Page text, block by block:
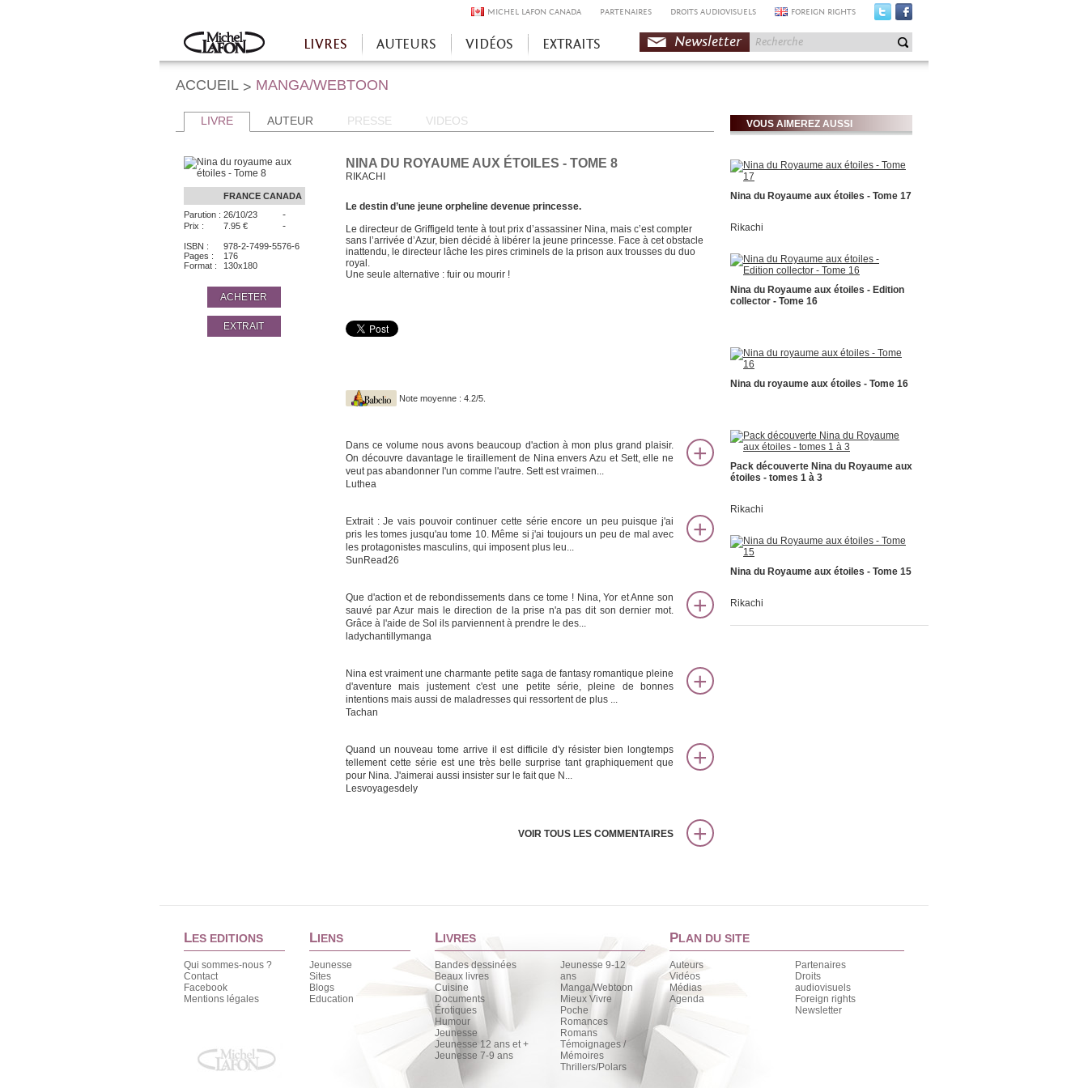
MICHEL LAFON CANADA PARTENAIRES DROITS AUDIOVISUELS FOREIGN RIGHTS
Accueil
LIVRES AUTEURS VIDÉOS EXTRAITS Newsletter
ACCUEIL > MANGA/WEBTOON
LIVRE AUTEUR PRESSE VIDEOS
FRANCE CANADA
Parution : 26/10/23 -
Prix : 7.95 € -
ISBN :
978-2-7499-5576-6
Pages :
176
Format :
130x180
ACHETER
EXTRAIT
NINA DU ROYAUME AUX ÉTOILES - TOME 8
RIKACHI
Le destin d’une jeune orpheline devenue princesse.
Le directeur de Griffigeld tente à tout prix d’assassiner Nina, mais c’est compter
sans l’arrivée d’Azur, bien décidé à libérer la jeune princesse. Face à cet obstacle
inattendu, le directeur lâche les pires criminels de la prison aux trousses du duo
royal.
Une seule alternative : fuir ou mourir !
Note moyenne : 4.2/5.
Dans ce volume nous avons beaucoup d'action à mon plus grand plaisir.
On découvre davantage le tiraillement de Nina envers Azu et Sett, elle ne
veut pas abandonner l'un comme l'autre. Sett est vraimen...
Luthea
Extrait : Je vais pouvoir continuer cette série encore un peu puisque j'ai
pris les tomes jusqu'au tome 10. Même si j'ai toujours un peu de mal avec
les protagonistes masculins, qui imposent plus leu...
SunRead26
Que d'action et de rebondissements dans ce tome ! Nina, Yor et Anne son
sauvé par Azur mais le direction de la prise n'a pas dit son dernier mot.
Grâce à l'aide de Sol ils parviennent à prendre le des...
ladychantillymanga
Nina est vraiment une charmante petite saga de fantasy romantique pleine
d'aventure mais justement c'est une petite série, pleine de bonnes
intentions mais aussi de maladresses qui ressortent de plus ...
Tachan
Quand un nouveau tome arrive il est difficile d'y résister bien longtemps
tellement cette série est une très belle surprise tant graphiquement que
pour Nina. J'aimerai aussi insister sur le fait que N...
Lesvoyagesdely
VOIR TOUS LES COMMENTAIRES
VOUS AIMEREZ AUSSI
Nina du Royaume aux étoiles - Tome 17
Rikachi
Nina du Royaume aux étoiles - Edition
collector - Tome 16
Nina du royaume aux étoiles - Tome 16
Pack découverte Nina du Royaume aux
étoiles - tomes 1 à 3
Rikachi
Nina du Royaume aux étoiles - Tome 15
Rikachi
LES EDITIONS
Qui sommes-nous ?
Contact
Facebook
Mentions légales
LIENS
Jeunesse
Sites
Blogs
Education
LIVRES
Bandes dessinées
Beaux livres
Cuisine
Documents
Érotiques
Humour
Jeunesse
Jeunesse 12 ans et +
Jeunesse 7-9 ans
Jeunesse 9-12
ans
Manga/Webtoon
Mieux Vivre
Poche
Romances
Romans
Témoignages /
Mémoires
Thrillers/Polars
PLAN DU SITE
Auteurs
Vidéos
Médias
Agenda
Partenaires
Droits
audiovisuels
Foreign rights
Newsletter